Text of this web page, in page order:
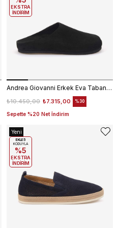
Andrea Giovanni Erkek Eva Taban Mule Siyah Süet Terlik 16101
₺7.315,00
₺10.450,00 %30
Sepette %20 Net İndirim
EKSTRA
İNDİRİM
Yeni
Ürün
EKLE5
KODUYLA
%5
EKSTRA
İNDİRİM